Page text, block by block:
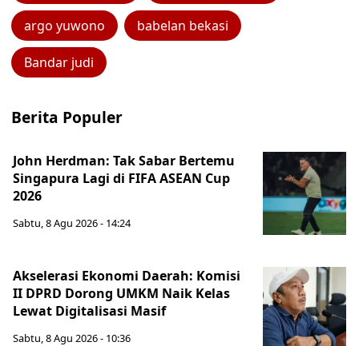
argo yuwono babelan bekasi
Bandar judi
Berita Populer
John Herdman: Tak Sabar Bertemu
Singapura Lagi di FIFA ASEAN Cup
2026
Sabtu, 8 Agu 2026 - 14:24
Akselerasi Ekonomi Daerah: Komisi
II DPRD Dorong UMKM Naik Kelas
Lewat Digitalisasi Masif
Sabtu, 8 Agu 2026 - 10:36